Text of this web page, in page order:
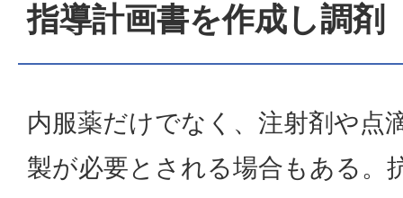
指導計画書を作成し調剤
内服薬だけでなく、注射剤や点
製が必要とされる場合もある。